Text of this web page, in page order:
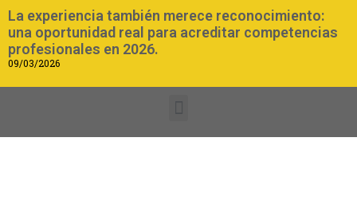
La experiencia también merece reconocimiento:
una oportunidad real para acreditar competencias
profesionales en 2026.
09/03/2026